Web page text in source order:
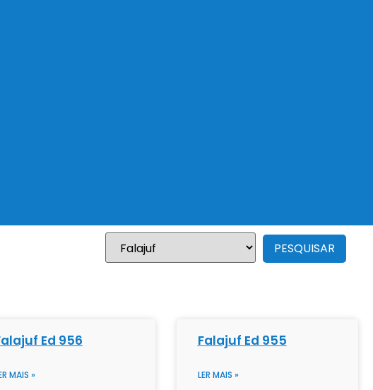
Ed 956
MAIS »
Falajuf Ed 955
LER MAIS »